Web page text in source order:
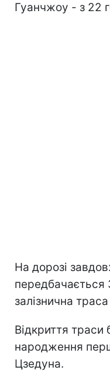
Гуанчжоу - з 22
На дорозі
передбачається
залізнична
Відкриття
народження
Цзедуна.